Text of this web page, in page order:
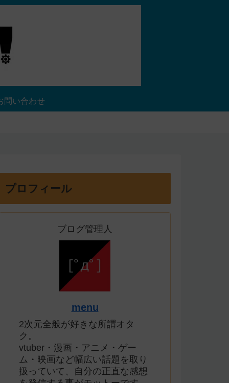
問い合わせ
プロフィール
ブログ管理人
menu
2次元全般が好きな所謂オタ
ク。
vtuber・漫画・アニメ・ゲー
ム・映画など幅広い話題を取り
扱っていて、自分の正直な感想